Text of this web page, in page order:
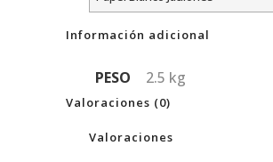
Información adicional
PESO 2.5 kg
Valoraciones (0)
Valoraciones